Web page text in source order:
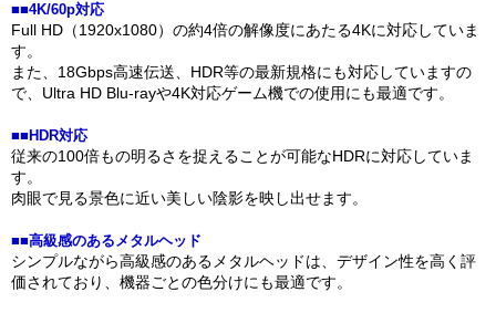
■■4K/60p対応
Full HD（1920x1080）の約4倍の解像度にあたる4Kに対応していま
す。
また、18Gbps高速伝送、HDR等の最新規格にも対応していますの
で、Ultra HD Blu-rayや4K対応ゲーム機での使用にも最適です。
■■HDR対応
従来の100倍もの明るさを捉えることが可能なHDRに対応していま
す。
肉眼で見る景色に近い美しい陰影を映し出せます。
■■高級感のあるメタルヘッド
シンプルながら高級感のあるメタルヘッドは、デザイン性を高く評
価されており、機器ごとの色分けにも最適です。